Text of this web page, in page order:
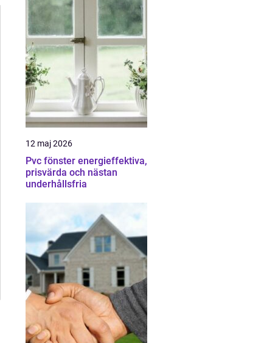
12 maj 2026
Pvc fönster energieffektiva,
prisvärda och nästan
underhållsfria